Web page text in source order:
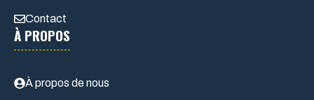
Contact
À PROPOS
À propos de nous